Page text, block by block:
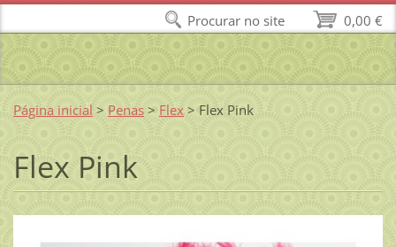
Página inicial > Penas > Flex > Flex Pink
Flex Pink
0,00 €
Procurar no site